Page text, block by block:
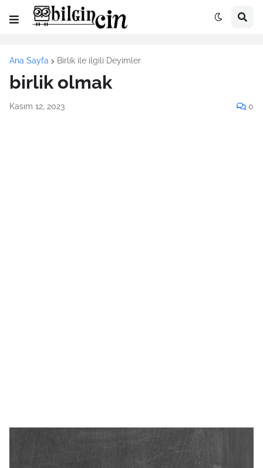
Ana Sayfa Birlik ile ilgili Deyimler
birlik olmak
Kasım 12, 2023 0